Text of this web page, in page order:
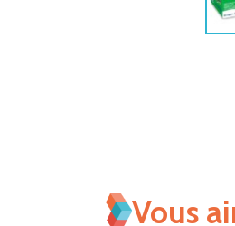
Vous